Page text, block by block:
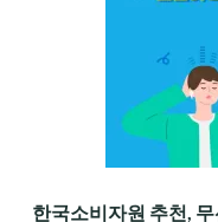
한국소비자원 추천,